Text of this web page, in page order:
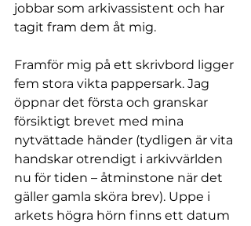
jobbar som arkivassistent och har
tagit fram dem åt mig.
Framför mig på ett skrivbord ligger
fem stora vikta pappersark. Jag
öppnar det första och granskar
försiktigt brevet med mina
nytvättade händer (tydligen är vita
handskar otrendigt i arkivvärlden
nu för tiden – åtminstone när det
gäller gamla sköra brev). Uppe i
arkets högra hörn finns ett datum